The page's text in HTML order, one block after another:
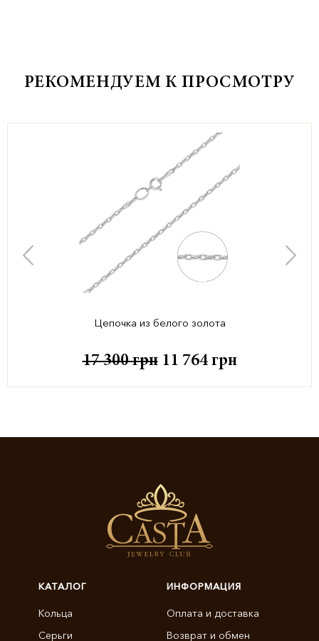
РЕКОМЕНДУЕМ К ПРОСМОТРУ
Цепочка из белого золота
17 300грн 11 764 грн
КАТАЛОГ
Кольца
Серьги
ИНФОРМАЦИЯ
Оплата и доставка
Возврат и обмен